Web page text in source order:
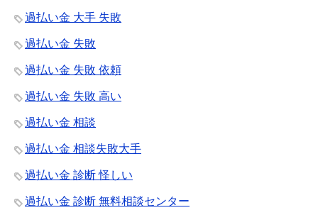
過払い金 大手 失敗
過払い金 失敗
過払い金 失敗 依頼
過払い金 失敗 高い
過払い金 相談
過払い金 相談失敗大手
過払い金 診断 怪しい
過払い金 診断 無料相談センター